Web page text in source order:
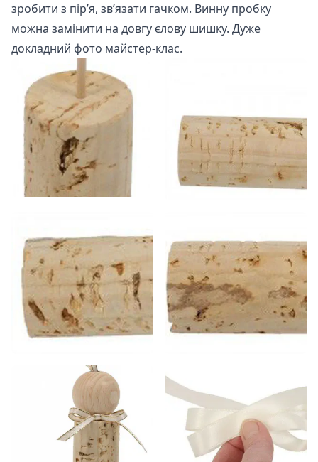
зробити з пір’я, зв’язати гачком. Винну пробку
можна замінити на довгу єлову шишку. Дуже
докладний фото майстер-клас.